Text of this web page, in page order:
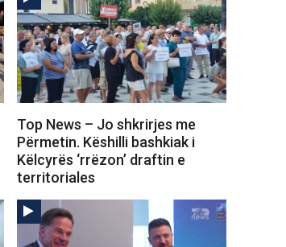
Top News – Jo shkrirjes me
Përmetin. Këshilli bashkiak i
Këlcyrës ‘rrëzon’ draftin e
territoriales